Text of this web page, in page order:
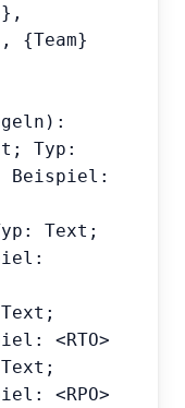
{Team}
Typ:
Beispiel:
Text;
<RTO>
<RPO>